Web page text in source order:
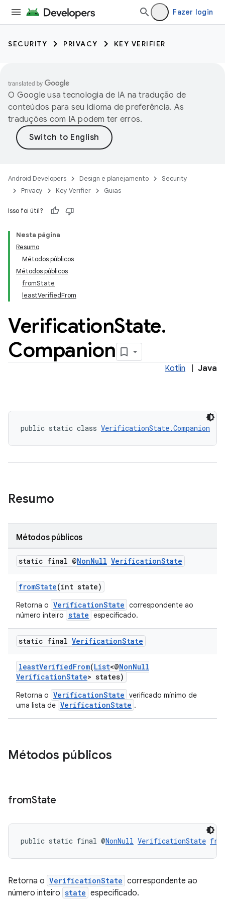
Fazer login
SECURITY PRIVACY KEY VERIFIER
O Google usa tecnologia de IA na tradução de
conteúdos para seu idioma de preferência. As
traduções com IA podem ter erros.
Android Developers Design e planejamento
Security
Privacy
Key Verifier Guias
Isso foi útil?
Nesta página
Resumo
Métodos públicos
Métodos públicos
fromState
leastVerifiedFrom
VerificationState.
Companion
Kotlin Java
public static class VerificationState.Companion
Resumo
Métodos públicos
static final @NonNull VerificationState
fromState(int state)
Retorna o VerificationState correspondente ao
número inteiro state especificado.
static final VerificationState
leastVerifiedFrom(List<@NonNull
VerificationState> states)
Retorna o VerificationState verificado mínimo de
uma lista de VerificationState .
Métodos públicos
fromState
public static final @NonNull VerificationState
Retorna o VerificationState correspondente ao
número inteiro state especificado.